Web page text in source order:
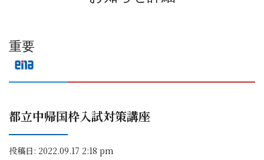
重要
都立中帰国枠入試対策講座
投稿日: 2022.09.17 2:18 pm